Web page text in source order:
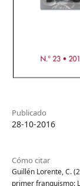
Publicado
28-10-2016
Cómo citar
Guillén Lorente, C.
primer franquismo: